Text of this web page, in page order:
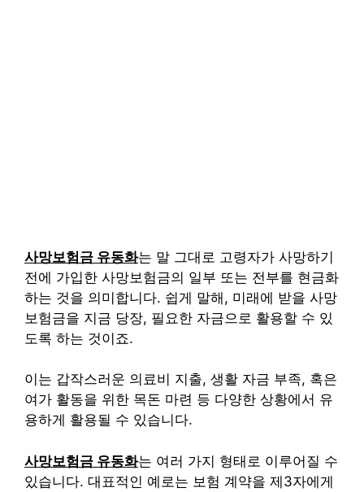
사망보험금 유동화는 말 그대로 고령자가 사망하기
전에 가입한 사망보험금의 일부 또는 전부를 현금화
하는 것을 의미합니다. 쉽게 말해, 미래에 받을 사망
보험금을 지금 당장, 필요한 자금으로 활용할 수 있
도록 하는 것이죠.
이는 갑작스러운 의료비 지출, 생활 자금 부족, 혹은
여가 활동을 위한 목돈 마련 등 다양한 상황에서 유
용하게 활용될 수 있습니다.
사망보험금 유동화는 여러 가지 형태로 이루어질 수
있습니다. 대표적인 예로는 보험 계약을 제3자에게